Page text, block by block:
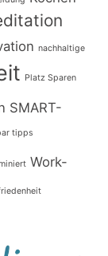
nachhaltige
Platz Sparen
SMART-
tipps
Work-